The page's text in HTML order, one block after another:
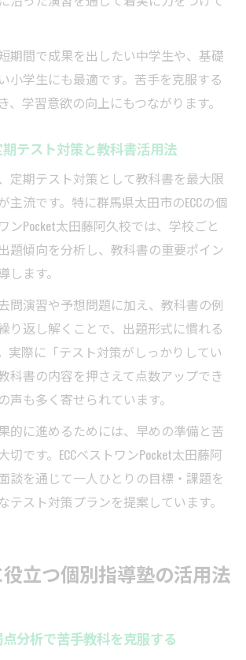
期間で成果を出したい中学生や、基礎
小学生にも最適です。苦手を克服する
、学習意欲の向上にもつながります。
テスト対策と教科書活用法
定期テスト対策として教科書を最大限
主流です。特に群馬県太田市のECCの個
ンPocket太田藤阿久校では、学校ごと
題傾向を分析し、教科書の重要ポイン
します。
問演習や予想問題に加え、教科書の例
り返し解くことで、出題形式に慣れる
実際に「テスト対策がしっかりしてい
科書の内容を押さえて点数アップでき
声も多く寄せられています。
的に進めるためには、早めの準備と苦
切です。ECCベストワンPocket太田藤阿
談を通じて一人ひとりの目標・課題を
テスト対策プランを提案しています。
立つ個別指導塾の活用法
分析で苦手教科を克服する